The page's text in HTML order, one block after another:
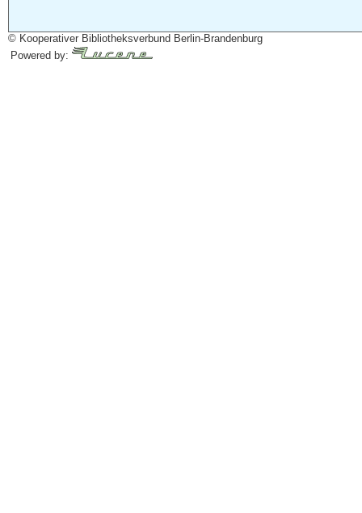
© Kooperativer Bibliotheksverbund Berlin-Brandenburg
Powered by: